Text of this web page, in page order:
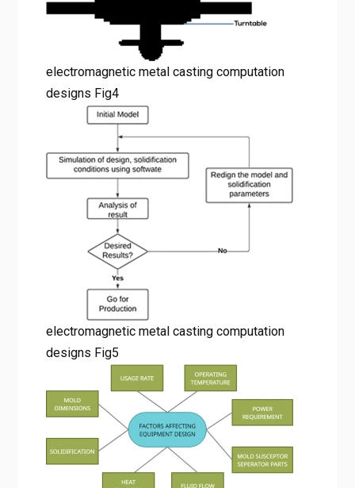
electromagnetic metal casting computation
designs Fig4
electromagnetic metal casting computation
designs Fig5